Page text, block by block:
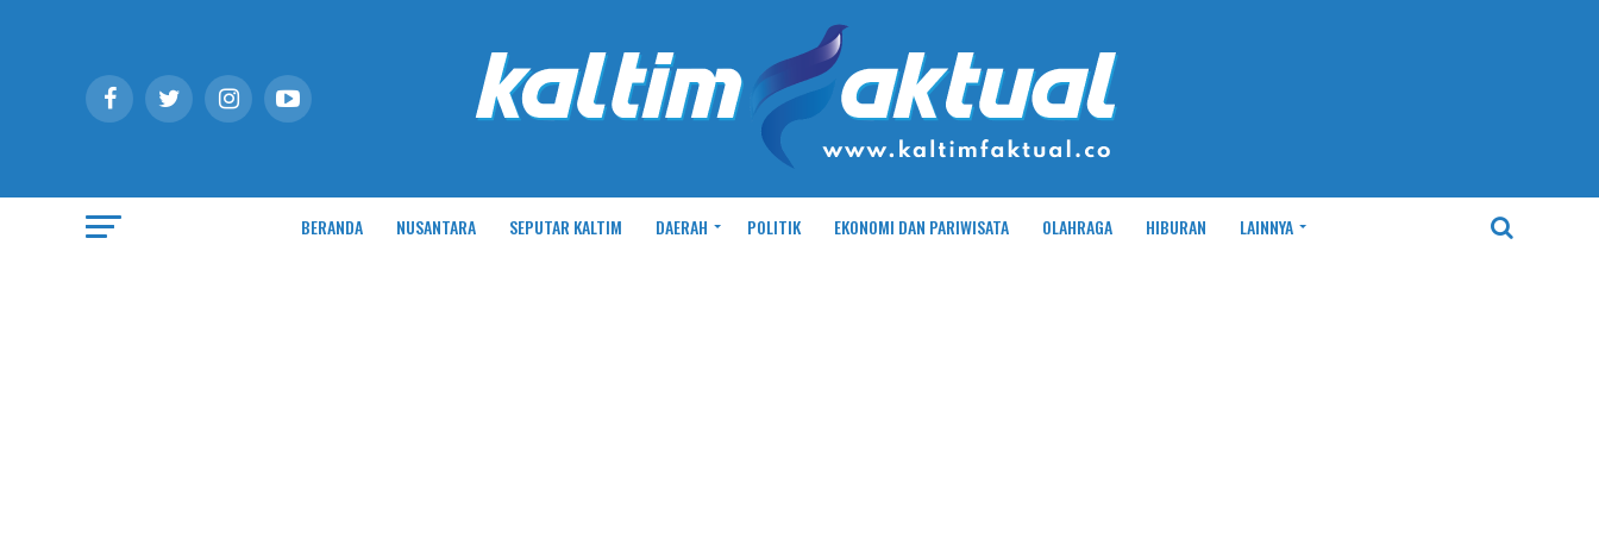
BERANDA NUSANTARA SEPUTAR KALTIM DAERAH POLITIK EKONOMI DAN PARIWISATA OLAHRAGA HIBURAN LAINNYA